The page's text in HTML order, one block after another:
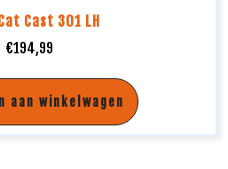
Cast 301 LH
€194,99
aan winkelwagen